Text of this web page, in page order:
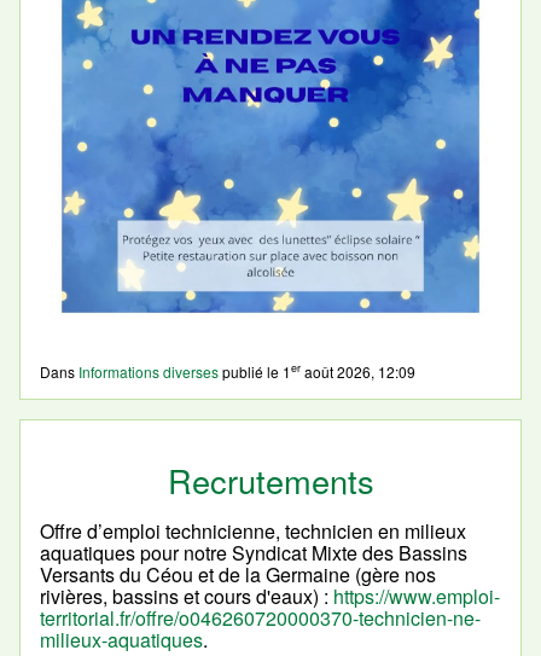
Dans Informations diversespublié le 1er août 2026, 12:09
Recrutements
Offre d’emploi technicienne, technicien en milieux
aquatiques pour notre Syndicat Mixte des Bassins
Versants du Céou et de la Germaine (gère nos
rivières, bassins et cours d'eaux) : https://www.emploi-
territorial.fr/offre/o046260720000370-technicien-ne-
milieux-aquatiques.